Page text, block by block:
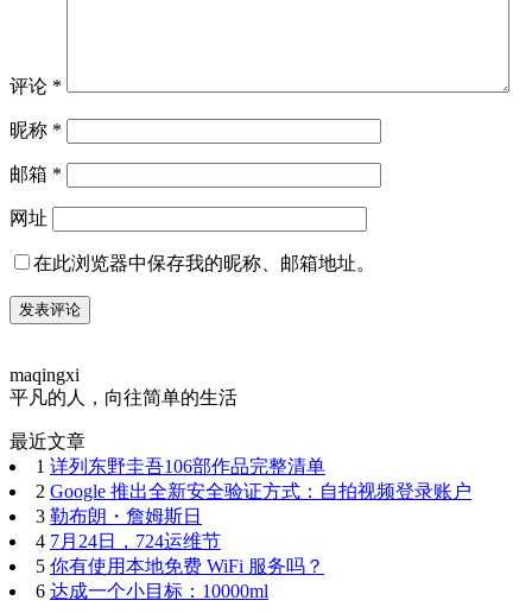
评论 *
昵称 *
邮箱 *
网址
在此浏览器中保存我的昵称、邮箱地址。
maqingxi
平凡的人，向往简单的生活
最近文章
1 详列东野圭吾106部作品完整清单
2 Google 推出全新安全验证方式：自拍视频登录账户
3 勒布朗・詹姆斯日
4 7月24日，724运维节
5 你有使用本地免费 WiFi 服务吗？
6 达成一个小目标：10000ml